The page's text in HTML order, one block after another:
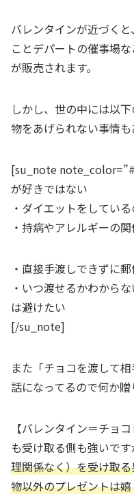
バレンタインが近づく
ことデパートの催事場
が販売されます。
しかし、世の中には以
物をあげられない事情も
[su_note
が好きではない
・ダイエットをしてい
・持病やアレルギーの
・直接手渡しできずに
・いつ渡せるかわから
は避けたい
[/su_note]
また「チョコを渡して
話になってるので何か贈
【バレンタイン＝チョ
も受け取る側も強いです
理関係なく）を受け取
物以外のプレゼントは